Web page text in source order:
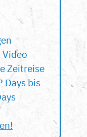
Zeitreise
Days bis